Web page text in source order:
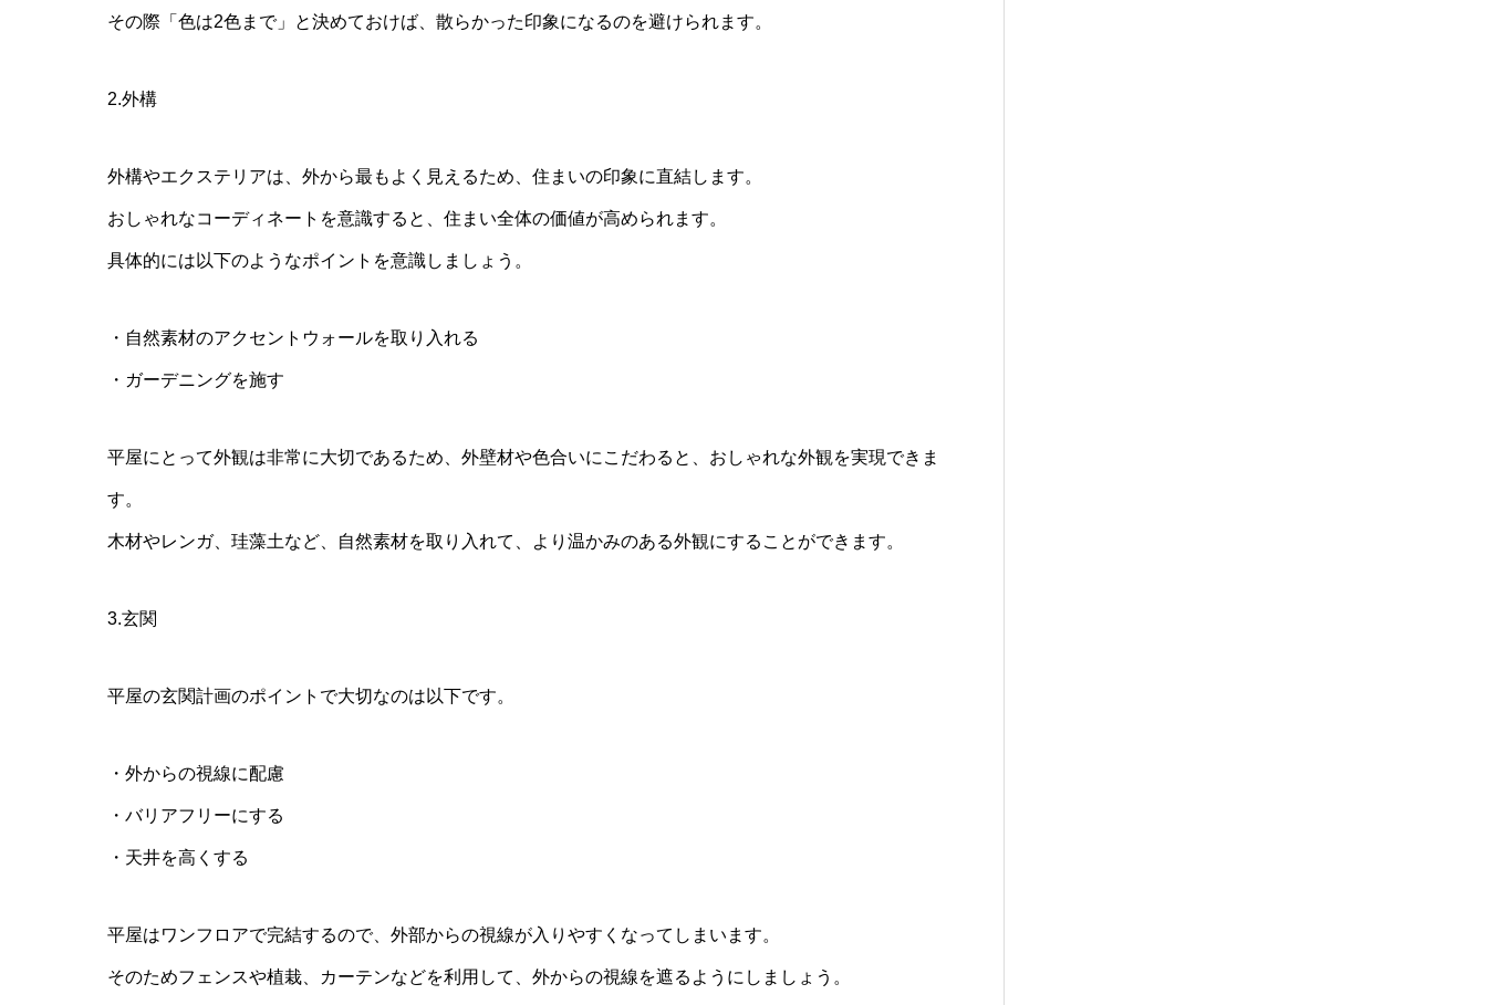
その際「色は2色まで」と決めておけば、散らかった印象になるのを避けられます。
2.外構
外構やエクステリアは、外から最もよく見えるため、住まいの印象に直結します。
おしゃれなコーディネートを意識すると、住まい全体の価値が高められます。
具体的には以下のようなポイントを意識しましょう。
・自然素材のアクセントウォールを取り入れる
・ガーデニングを施す
平屋にとって外観は非常に大切であるため、外壁材や色合いにこだわると、おしゃれな外観を実現できま
す。
木材やレンガ、珪藻土など、自然素材を取り入れて、より温かみのある外観にすることができます。
3.玄関
平屋の玄関計画のポイントで大切なのは以下です。
・外からの視線に配慮
・バリアフリーにする
・天井を高くする
平屋はワンフロアで完結するので、外部からの視線が入りやすくなってしまいます。
そのためフェンスや植栽、カーテンなどを利用して、外からの視線を遮るようにしましょう。